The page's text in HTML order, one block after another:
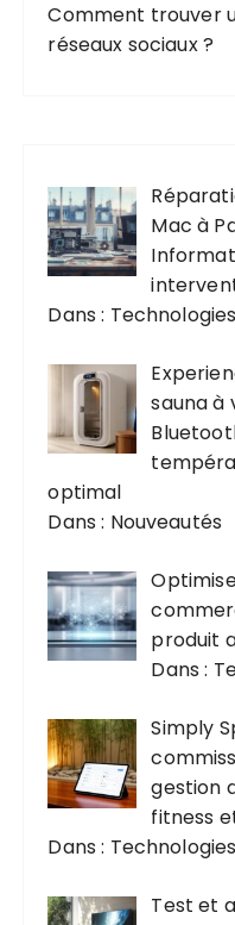
Comment trouver
réseaux sociaux ?
Mac à
Dans : Technologies
sauna
optimal
Dans : Nouveautés
produit
Dans :
Simply
gestion
fitness
Dans : Technologies
Test et